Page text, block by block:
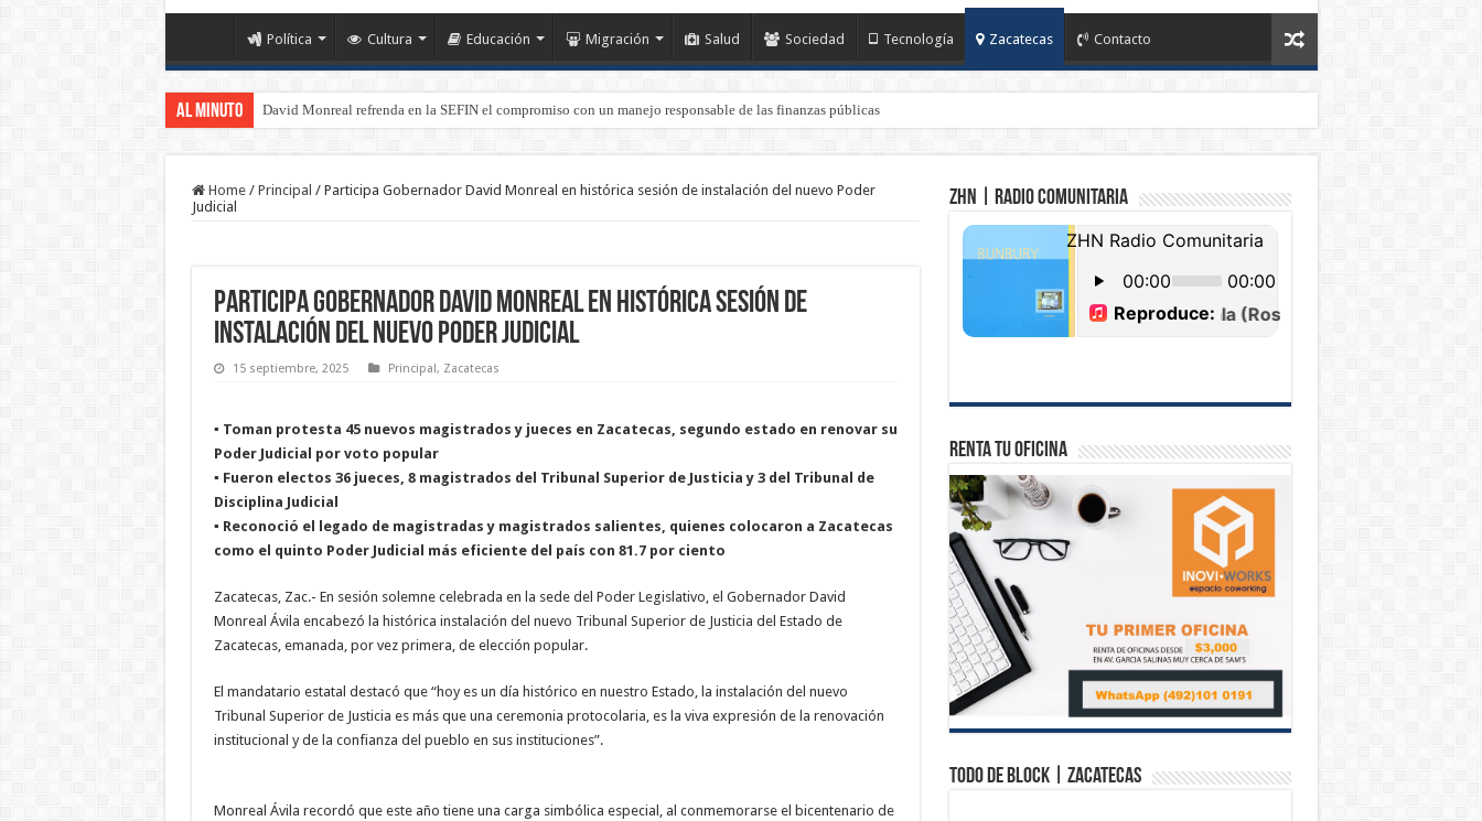
Política Cultura Educación Migración Salud Sociedad Tecnología Zacatecas Contacto
Al Minuto David Monreal refrenda en la SEFIN el compromiso con un manejo responsable de las finanzas públicas
Home / Principal / Participa Gobernador David Monreal en histórica sesión de instalación del nuevo Poder
Judicial
Participa Gobernador David Monreal en histórica sesión de
instalación del nuevo Poder Judicial
15 septiembre, 2025 Principal, Zacatecas
▪️ Toman protesta 45 nuevos magistrados y jueces en Zacatecas, segundo estado en renovar su
Poder Judicial por voto popular
▪️ Fueron electos 36 jueces, 8 magistrados del Tribunal Superior de Justicia y 3 del Tribunal de
Disciplina Judicial
▪️ Reconoció el legado de magistradas y magistrados salientes, quienes colocaron a Zacatecas
como el quinto Poder Judicial más eficiente del país con 81.7 por ciento
Zacatecas, Zac.- En sesión solemne celebrada en la sede del Poder Legislativo, el Gobernador David
Monreal Ávila encabezó la histórica instalación del nuevo Tribunal Superior de Justicia del Estado de
Zacatecas, emanada, por vez primera, de elección popular.
El mandatario estatal destacó que “hoy es un día histórico en nuestro Estado, la instalación del nuevo
Tribunal Superior de Justicia es más que una ceremonia protocolaria, es la viva expresión de la renovación
institucional y de la confianza del pueblo en sus instituciones”.
Monreal Ávila recordó que este año tiene una carga simbólica especial, al conmemorarse el bicentenario de
ZHN | Radio Comunitaria
Renta tu Oficina
Todo de Block | Zacatecas